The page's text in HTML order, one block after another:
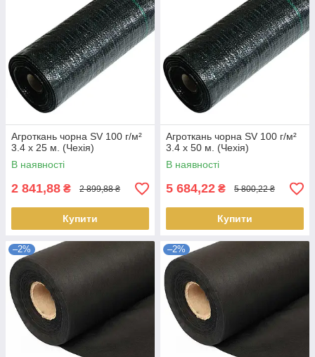
Агроткань чорна SV 100 г/м²
3.4 х 25 м. (Чехія)
В наявності
2 841,88 ₴ 2 899,88 ₴
Купити
Агроткань чорна SV 100 г/м²
3.4 х 50 м. (Чехія)
В наявності
5 684,22 ₴ 5 800,22 ₴
Купити
–2% –2%